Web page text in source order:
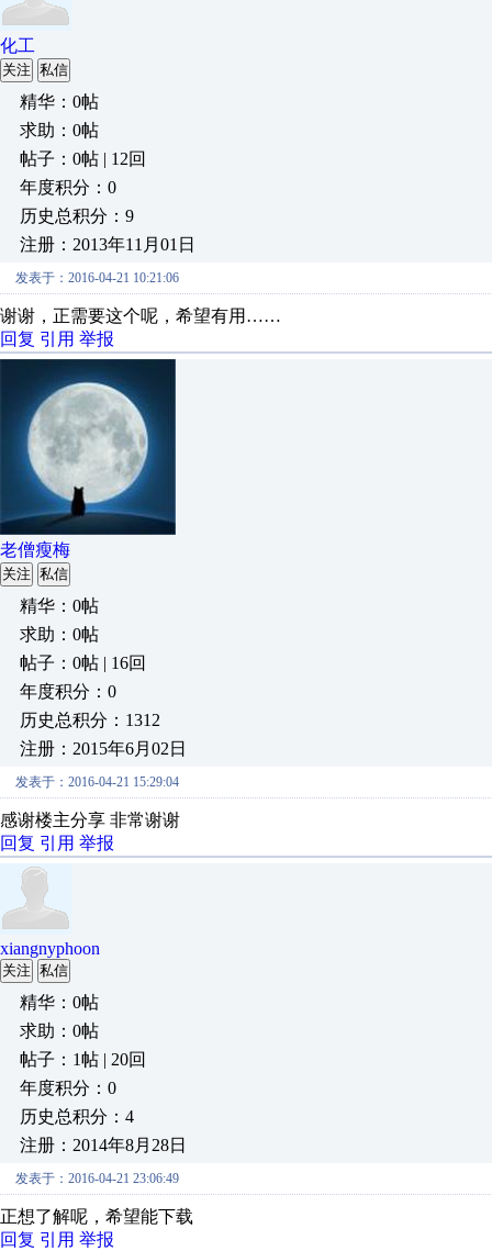
化工
关注 私信
精华：0帖
求助：0帖
帖子：0帖 | 12回
年度积分：0
历史总积分：9
注册：2013年11月01日
发表于：2016-04-21 10:21:06
谢谢，正需要这个呢，希望有用……
回复 引用 举报
老僧瘦梅
关注 私信
精华：0帖
求助：0帖
帖子：0帖 | 16回
年度积分：0
历史总积分：1312
注册：2015年6月02日
发表于：2016-04-21 15:29:04
感谢楼主分享 非常谢谢
回复 引用 举报
xiangnyphoon
关注 私信
精华：0帖
求助：0帖
帖子：1帖 | 20回
年度积分：0
历史总积分：4
注册：2014年8月28日
发表于：2016-04-21 23:06:49
正想了解呢，希望能下载
回复 引用 举报